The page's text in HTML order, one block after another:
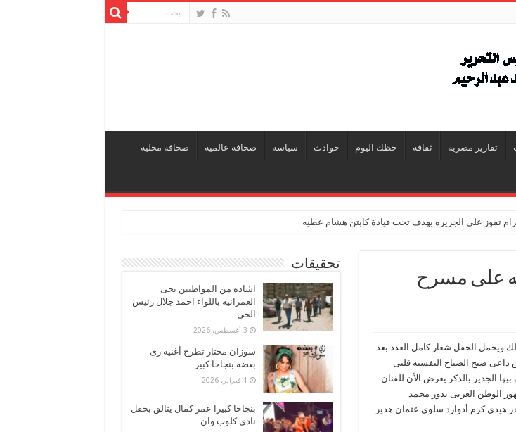
تقارير مصرية ثقافة حظك اليوم حوادث سياسة صحافة عالمية صحافة محلية
تفوز على الجزيره بهدف تحت قيادة كابتن هشام عطيه
على مسرح
ويحمل الحفل شعار كامل العدد بعد
صبح الصباح النفسيه قلبى
الجدير بالذكر يعرض الأن للفنان
الوطن العربى بدور محمد
هيدى كرم أدوارد سلوى عثمان هدير
تحقيقات
اشاده من المواطنين بحى
العمرانيه باللواء احمد جلال رئيس
الحى
3 أغسطس، 2026
سوزان مختار تطرح أغنيه زى
بعضه بنجاحا كبير
1 فبراير، 2026
بنجاحا كبيرا عمر كمال يتالق بحفل
نادى كلوب وان